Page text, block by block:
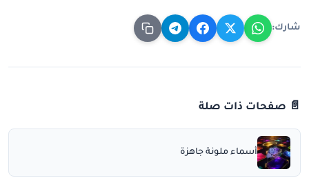
شارك:
📄 صفحات ذات صلة
أسماء ملونة جاهزة